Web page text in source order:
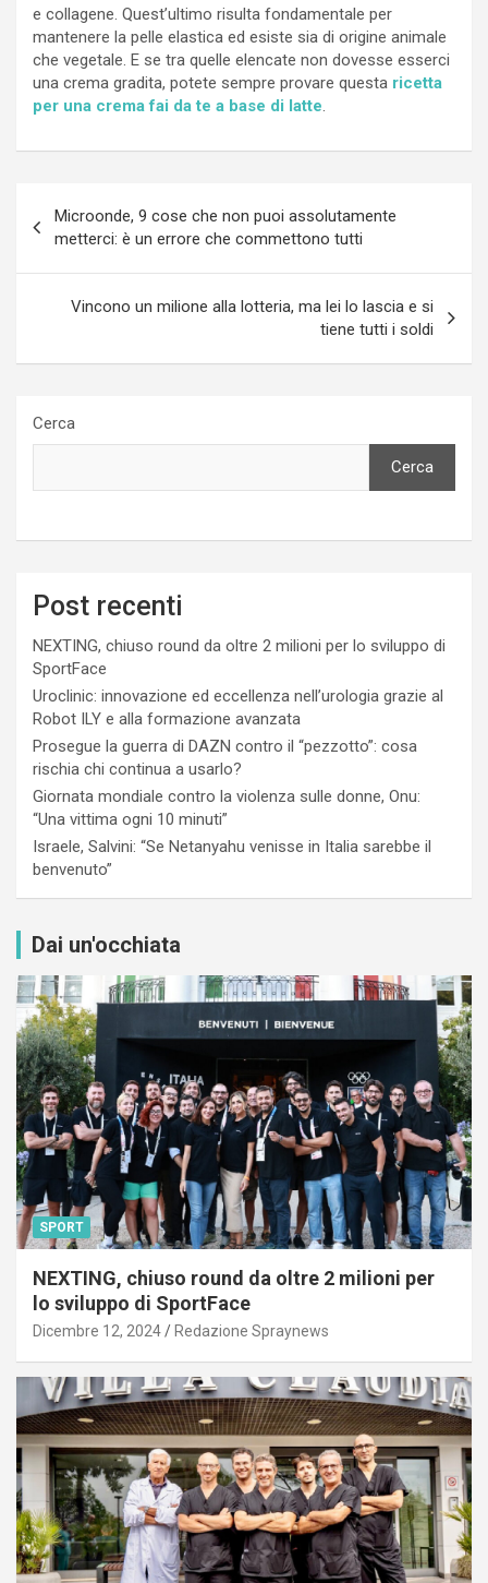
e collagene. Quest’ultimo risulta fondamentale per
mantenere la pelle elastica ed esiste sia di origine animale
che vegetale. E se tra quelle elencate non dovesse esserci
una crema gradita, potete sempre provare questa ricetta
per una crema fai da te a base di latte.
articoli
Microonde, 9 cose che non puoi assolutamente
metterci: è un errore che commettono tutti
Vincono un milione alla lotteria, ma lei lo lascia e si
tiene tutti i soldi
Cerca
Cerca
Post recenti
NEXTING, chiuso round da oltre 2 milioni per lo sviluppo di
SportFace
Uroclinic: innovazione ed eccellenza nell’urologia grazie al
Robot ILY e alla formazione avanzata
Prosegue la guerra di DAZN contro il “pezzotto”: cosa
rischia chi continua a usarlo?
Giornata mondiale contro la violenza sulle donne, Onu:
“Una vittima ogni 10 minuti”
Israele, Salvini: “Se Netanyahu venisse in Italia sarebbe il
benvenuto”
Dai un'occhiata
SPORT
NEXTING, chiuso round da oltre 2 milioni per
lo sviluppo di SportFace
Dicembre 12, 2024 Redazione Spraynews